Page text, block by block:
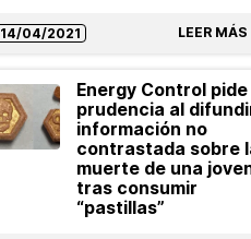
14/04/2021 LEER MÁS
Energy Control pide
prudencia al
información no
contrastada sobre
muerte de una
tras consumir
“pastillas”